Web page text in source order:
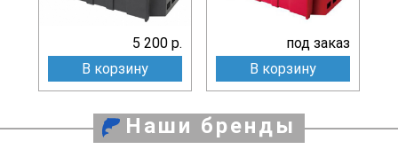
5 200 р.
В корзину
под заказ
В корзину
Наши бренды